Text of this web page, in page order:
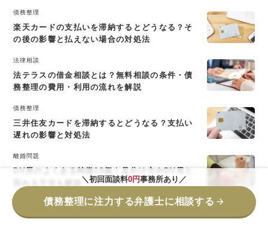
債務整理
楽天カードの支払いを滞納するとどうなる？そ
の後の影響と払えない場合の対処法
法律相談
法テラスの借金相談とは？無料相談の条件・債
務整理の費用・利用の流れを解説
債務整理
三井住友カードを滞納するとどうなる？支払い
遅れの影響と対処法
離婚問題
DV男のよくある特徴10個｜見分け方やDV男と
＼初回面談料0円事務所あり／
債務整理に注力する弁護士に相談する